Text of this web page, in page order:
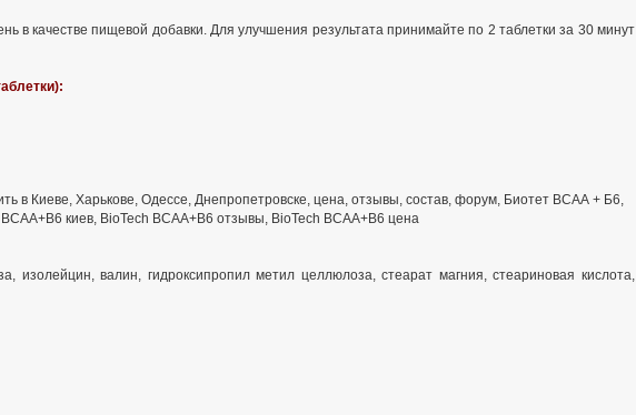
в качестве пищевой добавки. Для улучшения результата принимайте по 2 таблетки за 30 минут
изолейцин, валин, гидроксипропил метил целлюлоза, стеарат магния, стеариновая кислота,